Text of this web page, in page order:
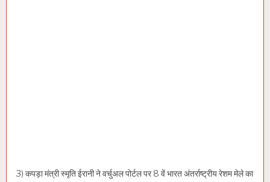
3) कपड़ा मंत्री स्मृति ईरानी ने वर्चुअल पोर्टल पर 8 वें भारत अंतर्राष्ट्रीय रेशम मेले का